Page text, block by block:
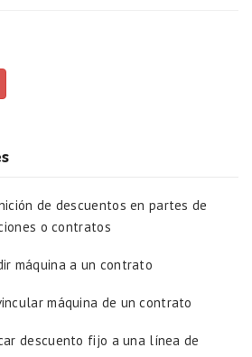
de descuentos en partes de
o contratos
máquina a un contrato
máquina de un contrato
descuento fijo a una línea de